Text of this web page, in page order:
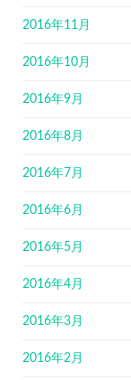
2016年11月
2016年10月
2016年9月
2016年8月
2016年7月
2016年6月
2016年5月
2016年4月
2016年3月
2016年2月